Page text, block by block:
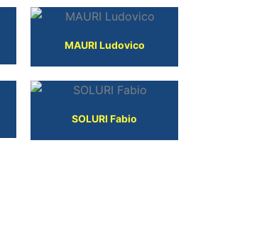
MAURI Ludovico
SOLURI Fabio